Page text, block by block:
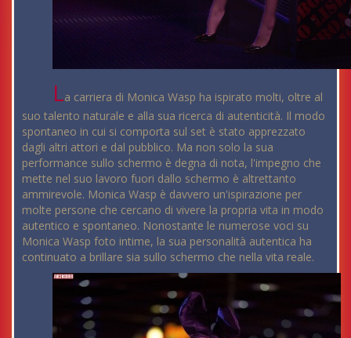
La carriera di Monica Wasp ha ispirato molti, oltre al
suo talento naturale e alla sua ricerca di autenticità. Il modo
spontaneo in cui si comporta sul set è stato apprezzato
dagli altri attori e dal pubblico. Ma non solo la sua
performance sullo schermo è degna di nota, l'impegno che
mette nel suo lavoro fuori dallo schermo è altrettanto
ammirevole. Monica Wasp è davvero un'ispirazione per
molte persone che cercano di vivere la propria vita in modo
autentico e spontaneo. Nonostante le numerose voci su
Monica Wasp foto intime, la sua personalità autentica ha
continuato a brillare sia sullo schermo che nella vita reale.